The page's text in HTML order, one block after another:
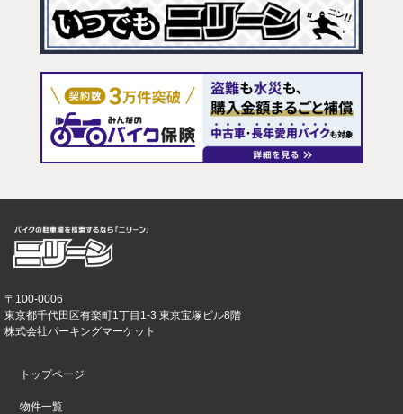
〒100-0006
東京都千代田区有楽町1丁目1-3 東京宝塚ビル8階
株式会社パーキングマーケット
トップページ
物件一覧